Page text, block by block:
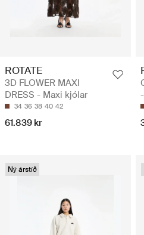
ROTATE
3D FLOWER MAXI
DRESS - Maxi kjólar
34 36 38 40 42
61.839 kr
Ný árstíð